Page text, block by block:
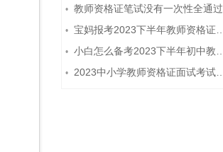
• 教师资格证笔试没有一次性全通过下次需要重新报考吗？
• 宝妈报考2023下半年教师资格证需要报班备考吗？
• 小白怎么备考2023下半年初中教师资格证笔试？
• 2023中小学教师资格证面试考试注意事项